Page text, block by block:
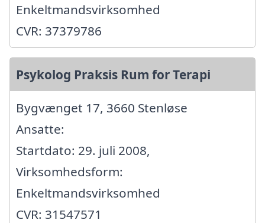
Enkeltmandsvirksomhed
CVR: 37379786
Psykolog Praksis Rum for Terapi
Bygvænget 17, 3660 Stenløse
Ansatte:
Startdato: 29. juli 2008,
Virksomhedsform:
Enkeltmandsvirksomhed
CVR: 31547571